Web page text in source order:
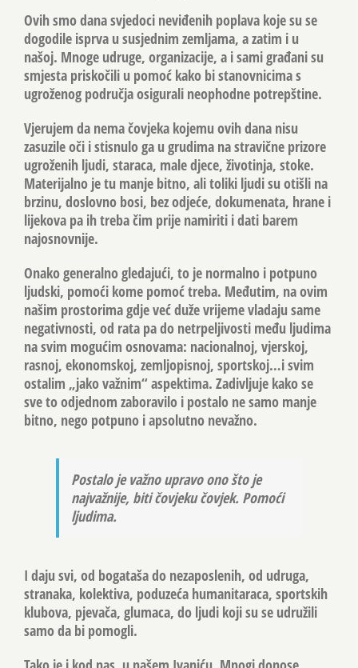
Ovih smo dana svjedoci neviđenih poplava koje su se
dogodile isprva u susjednim zemljama, a zatim i u
našoj. Mnoge udruge, organizacije, a i sami građani su
smjesta priskočili u pomoć kako bi stanovnicima s
ugroženog područja osigurali neophodne potrepštine.
Vjerujem da nema čovjeka kojemu ovih dana nisu
zasuzile oči i stisnulo ga u grudima na stravične prizore
ugroženih ljudi, staraca, male djece, životinja, stoke.
Materijalno je tu manje bitno, ali toliki ljudi su otišli na
brzinu, doslovno bosi, bez odjeće, dokumenata, hrane i
lijekova pa ih treba čim prije namiriti i dati barem
najosnovnije.
Onako generalno gledajući, to je normalno i potpuno
ljudski, pomoći kome pomoć treba. Međutim, na ovim
našim prostorima gdje već duže vrijeme vladaju same
negativnosti, od rata pa do netrpeljivosti među ljudima
na svim mogućim osnovama: nacionalnoj, vjerskoj,
rasnoj, ekonomskoj, zemljopisnoj, sportskoj…i svim
ostalim „jako važnim“ aspektima. Zadivljuje kako se
sve to odjednom zaboravilo i postalo ne samo manje
bitno, nego potpuno i apsolutno nevažno.
Postalo je važno upravo ono što je
najvažnije, biti čovjeku čovjek. Pomoći
ljudima.
I daju svi, od bogataša do nezaposlenih, od udruga,
stranaka, kolektiva, poduzeća humanitaraca, sportskih
klubova, pjevača, glumaca, do ljudi koji su se udružili
samo da bi pomogli.